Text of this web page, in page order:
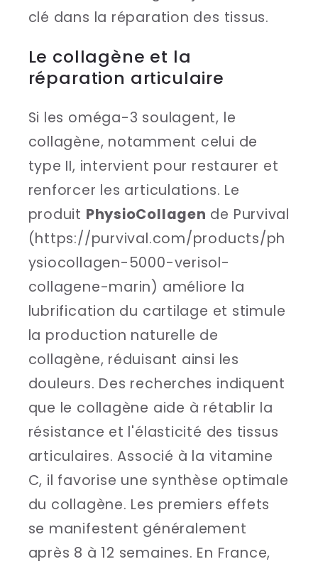
clé dans la réparation des tissus.
Le collagène et la
réparation articulaire
Si les oméga-3 soulagent, le
collagène, notamment celui de
type II, intervient pour restaurer et
renforcer les articulations. Le
produit PhysioCollagen de Purvival
(https://purvival.com/products/ph
ysiocollagen-5000-verisol-
collagene-marin) améliore la
lubrification du cartilage et stimule
la production naturelle de
collagène, réduisant ainsi les
douleurs. Des recherches indiquent
que le collagène aide à rétablir la
résistance et l'élasticité des tissus
articulaires. Associé à la vitamine
C, il favorise une synthèse optimale
du collagène. Les premiers effets
se manifestent généralement
après 8 à 12 semaines. En France,